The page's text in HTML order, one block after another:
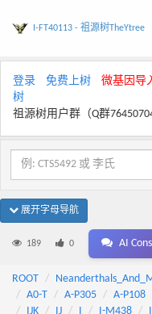
I-FT40113 - 祖源树TheYtree
登录 免费上树 微基因导
树
祖源树用户群（Q群
展开字母导航
189 0 AI
ROOT
A0-T
A-P305 A-P108
IJK
IJ I I-M438